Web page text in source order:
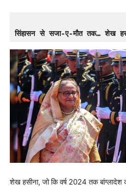
सिंहासन से सजा-ए-मौत तक… शेख
शेख हसीना, जो कि वर्ष 2024 तक बांग्लादेश